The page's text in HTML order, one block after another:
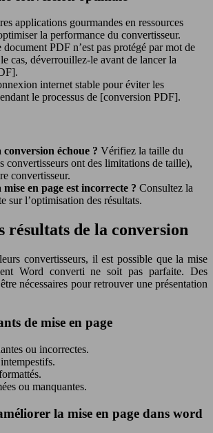
applications gourmandes en ressources
la performance du convertisseur.
PDF n’est pas protégé par mot de
le cas, déverrouillez-le avant de lancer la
internet stable pour éviter les
le processus de [conversion PDF].
échoue ? Vérifiez la taille du
convertisseurs ont des limitations de taille),
convertisseur.
en page est incorrecte ? Consultez la
sur l’optimisation des résultats.
résultats de la conversion
convertisseurs, il est possible que la mise
Word converti ne soit pas parfaite. Des
nécessaires pour retrouver une présentation
de mise en page
ou incorrectes.
ou manquantes.
la mise en page dans word